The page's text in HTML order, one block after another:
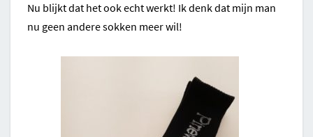
Nu blijkt dat het ook echt werkt! Ik denk dat mijn man
nu geen andere sokken meer wil!